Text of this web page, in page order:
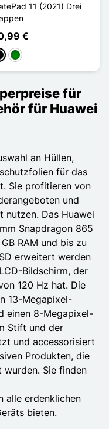
11 (2021) Drei
€
Grün
für
für Huawei
an Hüllen,
für das
Sie profitieren von
und
nutzen. Das Huawei
Snapdragon 865
RAM und bis zu
erweitert werden
Bildschirm, der
120 Hz hat. Die
13-Megapixel-
einen 8-Megapixel-
Stift und der
und accessorisiert
Produkten, die
Sie finden
alle erdenklichen
bieten.